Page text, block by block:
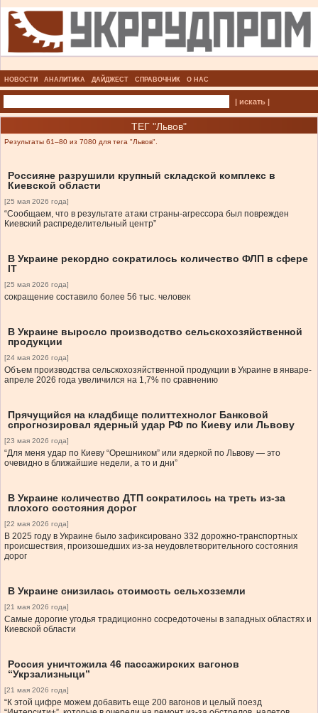
НОВОСТИ АНАЛИТИКА ДАЙДЖЕСТ СПРАВОЧНИК О НАС
| искать |
ТЕГ "Львов"
Результаты 61–80 из 7080 для тега "Львов".
Россияне разрушили крупный складской комплекс в
Киевской области
[25 мая 2026 года]
“Сообщаем, что в результате атаки страны-агрессора был поврежден
Киевский распределительный центр”
В Украине рекордно сократилось количество ФЛП в сфере
IT
[25 мая 2026 года]
сокращение составило более 56 тыс. человек
В Украине выросло производство сельскохозяйственной
продукции
[24 мая 2026 года]
Объем производства сельскохозяйственной продукции в Украине в январе-
апреле 2026 года увеличился на 1,7% по сравнению
Прячущийся на кладбище политтехнолог Банковой
спрогнозировал ядерный удар РФ по Киеву или Львову
[23 мая 2026 года]
“Для меня удар по Киеву “Орешником” или ядеркой по Львову — это
очевидно в ближайшие недели, а то и дни”
В Украине количество ДТП сократилось на треть из-за
плохого состояния дорог
[22 мая 2026 года]
В 2025 году в Украине было зафиксировано 332 дорожно-транспортных
происшествия, произошедших из-за неудовлетворительного состояния
дорог
В Украине снизилась стоимость сельхозземли
[21 мая 2026 года]
Самые дорогие угодья традиционно сосредоточены в западных областях и
Киевской области
Россия уничтожила 46 пассажирских вагонов
“Укрзализныци”
[21 мая 2026 года]
“К этой цифре можем добавить еще 200 вагонов и целый поезд